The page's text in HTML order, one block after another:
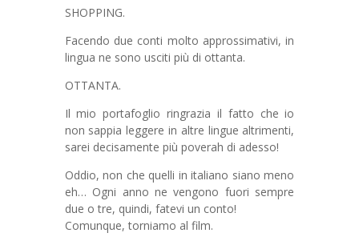
SHOPPING.
Facendo due conti molto approssimativi, in
lingua ne sono usciti più di ottanta.
OTTANTA.
Il mio portafoglio ringrazia il fatto che io
non sappia leggere in altre lingue altrimenti,
sarei decisamente più poverah di adesso!
Oddio, non che quelli in italiano siano meno
eh… Ogni anno ne vengono fuori sempre
due o tre, quindi, fatevi un conto!
Comunque, torniamo al film.